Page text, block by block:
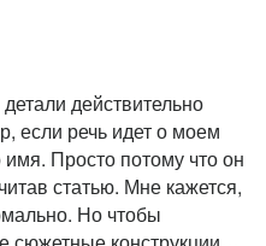
действительно
если речь идет о моем
Просто потому что он
статью. Мне кажется,
Но чтобы